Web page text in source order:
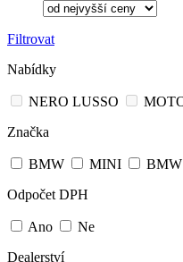
Filtrovat
Nabídky
NERO LUSSO
Značka
BMW MINI BMW
Odpočet DPH
Ano
Ne
Dealerství